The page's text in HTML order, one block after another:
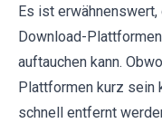
Es ist
Download-
auftauchen kann.
Plattformen kurz sein
schnell entfernt